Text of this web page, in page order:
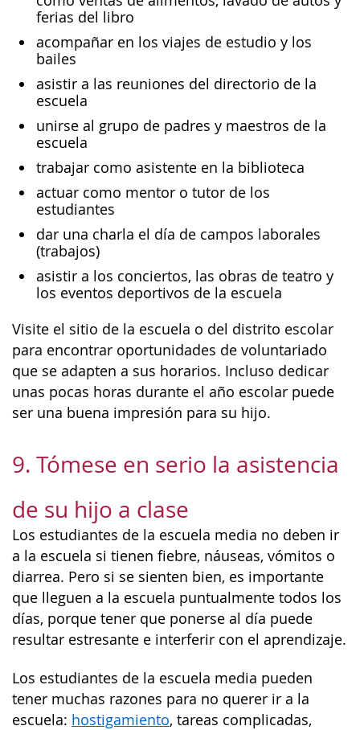
ferias del libro
acompañar en los viajes de estudio y los
bailes
asistir a las reuniones del directorio de la
escuela
unirse al grupo de padres y maestros de la
escuela
trabajar como asistente en la biblioteca
actuar como mentor o tutor de los
estudiantes
dar una charla el día de campos laborales
(trabajos)
asistir a los conciertos, las obras de teatro y
los eventos deportivos de la escuela
Visite el sitio de la escuela o del distrito escolar
para encontrar oportunidades de voluntariado
que se adapten a sus horarios. Incluso dedicar
unas pocas horas durante el año escolar puede
ser una buena impresión para su hijo.
9. Tómese en serio la asistencia
de su hijo a clase
Los estudiantes de la escuela media no deben ir
a la escuela si tienen fiebre, náuseas, vómitos o
diarrea. Pero si se sienten bien, es importante
que lleguen a la escuela puntualmente todos los
días, porque tener que ponerse al día puede
resultar estresante e interferir con el aprendizaje.
Los estudiantes de la escuela media pueden
tener muchas razones para no querer ir a la
escuela: hostigamiento, tareas complicadas,